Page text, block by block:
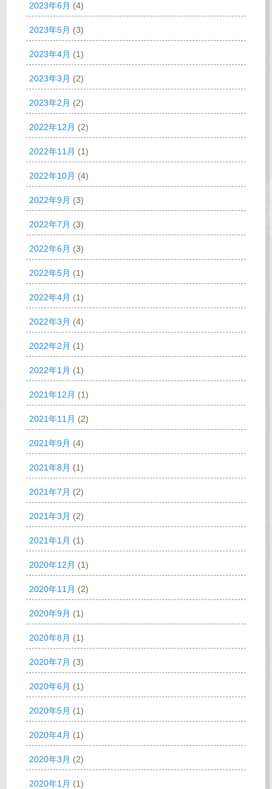
2023年6月 (4)
2023年5月 (3)
2023年4月 (1)
2023年3月 (2)
2023年2月 (2)
2022年12月 (2)
2022年11月 (1)
2022年10月 (4)
2022年9月 (3)
2022年7月 (3)
2022年6月 (3)
2022年5月 (1)
2022年4月 (1)
2022年3月 (4)
2022年2月 (1)
2022年1月 (1)
2021年12月 (1)
2021年11月 (2)
2021年9月 (4)
2021年8月 (1)
2021年7月 (2)
2021年3月 (2)
2021年1月 (1)
2020年12月 (1)
2020年11月 (2)
2020年9月 (1)
2020年8月 (1)
2020年7月 (3)
2020年6月 (1)
2020年5月 (1)
2020年4月 (1)
2020年3月 (2)
2020年1月 (1)